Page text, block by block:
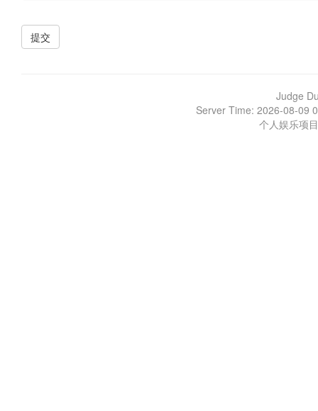
提交
Judge
Server Time: 2026-08-09
个人娱乐项